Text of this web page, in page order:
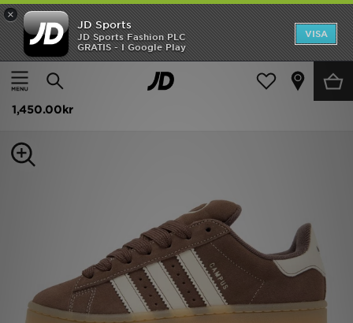
×
JD Sports
JD Sports Fashion PLC
GRATIS - I Google Play
VISA
Hem
Dam Damskor Sneakers
adidas Originals Campus 00s Dam
1,450.00kr
Hem
Rea
Dam
Bästsäljare
Sport